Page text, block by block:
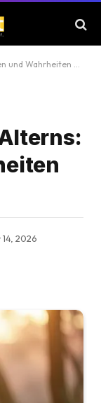
Wahrheiten 2026
2026